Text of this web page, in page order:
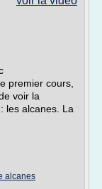
premier cours,
voir la
les alcanes. La
alcanes